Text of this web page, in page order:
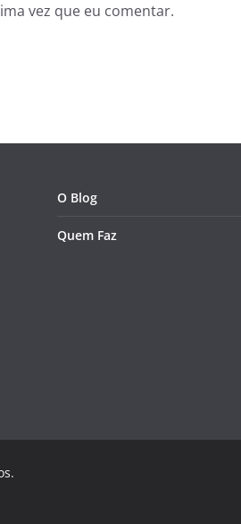
vez que eu comentar.
O Blog
Quem Faz